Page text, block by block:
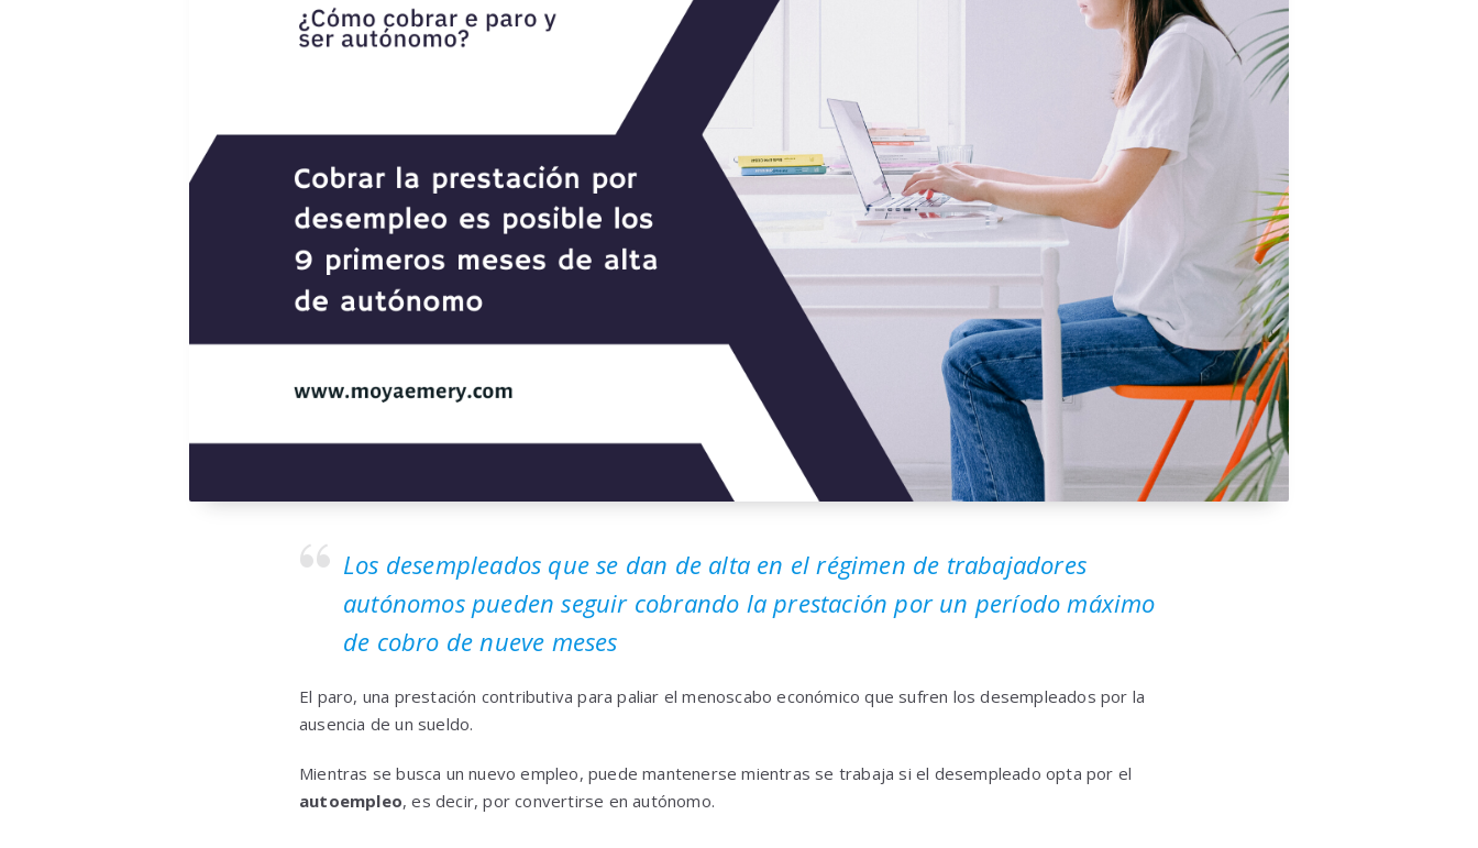
Los desempleados que se dan de alta en el régimen de trabajadores
autónomos pueden seguir cobrando la prestación por un período máximo
de cobro de nueve meses
El paro, una prestación contributiva para paliar el menoscabo económico que sufren los desempleados por la
ausencia de un sueldo.
Mientras se busca un nuevo empleo, puede mantenerse mientras se trabaja si el desempleado opta por el
autoempleo, es decir, por convertirse en autónomo.